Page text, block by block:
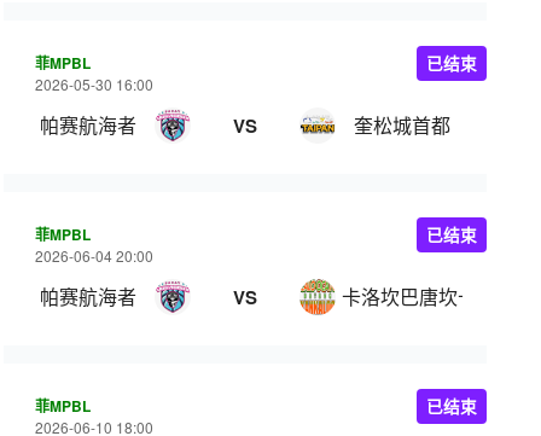
菲MPBL
2026-05-30 16:00
帕赛航海者 VS 奎松城首都
已结束
菲MPBL
2026-06-04 20:00
帕赛航海者 VS 卡洛坎巴唐坎卡洛
已结束
菲MPBL
2026-06-10 18:00
已结束